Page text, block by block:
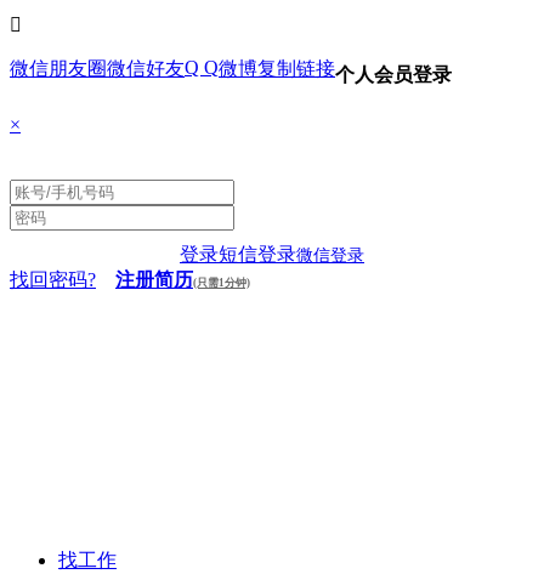

微信朋友圈微信好友Q Q微博复制链接个人会员登录
×
登录短信登录微信登录
找回密码? 注册简历(只需1分钟)
找工作